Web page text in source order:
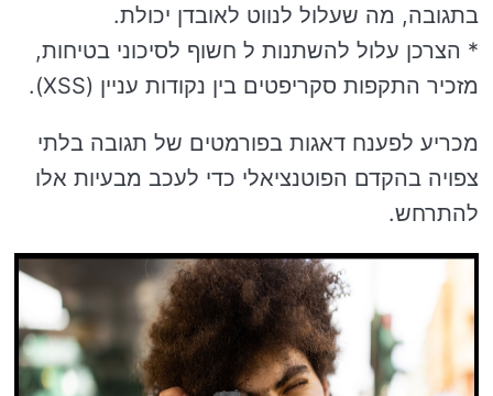
בתגובה, מה שעלול לנווט לאובדן יכולת.
* הצרכן עלול להשתנות ל חשוף לסיכוני בטיחות,
מזכיר התקפות סקריפטים בין נקודות עניין (XSS).
מכריע לפענח דאגות בפורמטים של תגובה בלתי
צפויה בהקדם הפוטנציאלי כדי לעכב מבעיות אלו
להתרחש.